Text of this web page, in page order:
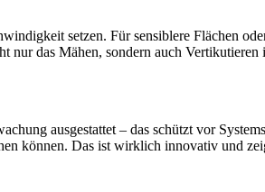
setzen. Für sensiblere Flächen
das Mähen, sondern auch
ausgestattet – das schützt vor
können. Das ist wirklich innovativ und